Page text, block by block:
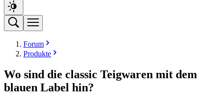
Forum
Produkte
Wo sind die classic Teigwaren mit dem
blauen Label hin?